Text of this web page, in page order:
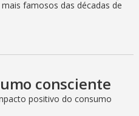
famosos das décadas de
consciente
positivo do consumo